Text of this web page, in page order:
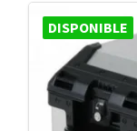
DISPONIBLE